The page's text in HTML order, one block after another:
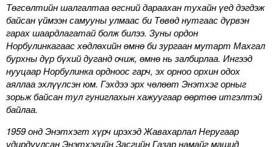
Төгсөлтийн шалгалтаа өгсний дараахан тухайн үед дэгдэж
байсан үймээн самууны улмаас би Төвөд нутгаас дүрвэн
гарах шаардлагатай болж билээ. Зуны ордон
Норбулинкагаас хөдлөхийн өмнө би зургаан мутарт Махгал
бурхны дүр бүхий дуганд очиж, өмнө нь залбирлаа. Ингээд
нууцаар Норбулинка ордноос гарч, эх орноо орхин одох
аяллаа эхлүүлсэн юм. Гэхдээ эрх чөлөөт Энэтхэг орныг
зорьж байсан тул гуниглахын хажуугаар өөртөө итгэлтэй
байлаа.
1959 онд Энэтхэгт хүрч ирэхэд Жавахарлал Неругаар
удирдуулсан Энэтхэгийн Засгийн Газар намайг машид